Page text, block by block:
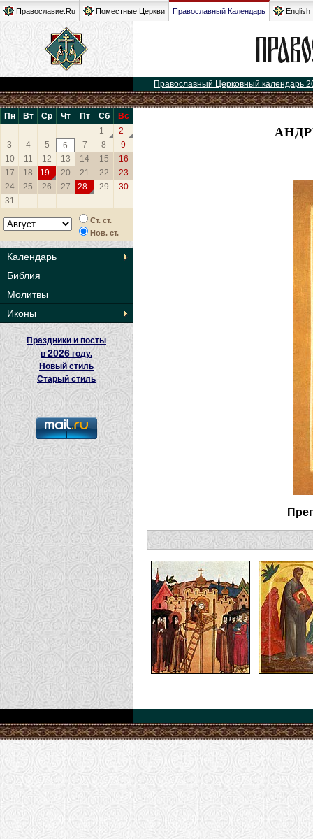
Православие.Ru Поместные Церкви Православный Календарь English
Православный Церковный календарь
Пн Вт Ср Чт Пт Сб
Вс
1
2
3
4 5 6 7 8
9
10
11 12 13 14 15
16
17
18 19 20 21 22
23
24
25 26 27 28 29
30
31
Ст. ст.
Нов. ст.
Календарь
Библия
Молитвы
Иконы
Праздники и посты
в2026 году.
Новый стиль
Старый стиль